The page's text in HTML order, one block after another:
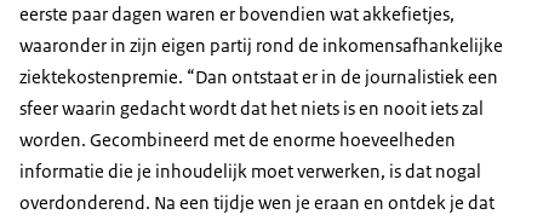
eerste paar dagen waren er bovendien wat akkefietjes,
waaronder in zijn eigen partij rond de inkomensafhankelijke
ziektekostenpremie. “Dan ontstaat er in de journalistiek een
sfeer waarin gedacht wordt dat het niets is en nooit iets zal
worden. Gecombineerd met de enorme hoeveelheden
informatie die je inhoudelijk moet verwerken, is dat nogal
overdonderend. Na een tijdje wen je eraan en ontdek je dat